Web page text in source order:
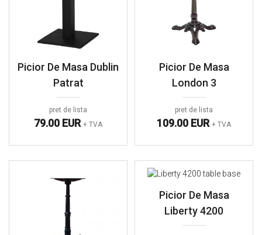
Picior De Masa Dublin
Patrat
pret de lista
79.00 EUR + TVA
Picior De Masa
London 3
pret de lista
109.00 EUR + TVA
Picior De Masa
Liberty 4200